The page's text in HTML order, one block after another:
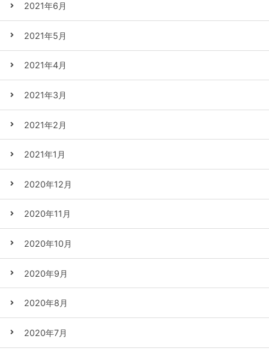
2021年6月
2021年5月
2021年4月
2021年3月
2021年2月
2021年1月
2020年12月
2020年11月
2020年10月
2020年9月
2020年8月
2020年7月